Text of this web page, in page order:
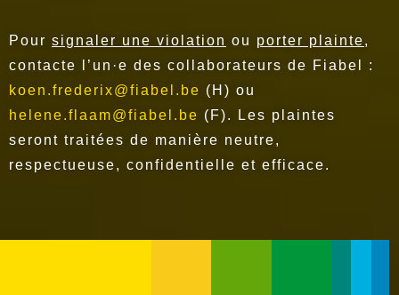
Pour signaler une violation ou porter plainte,
contacte l’un·e des collaborateurs de Fiabel :
koen.frederix@fiabel.be (H) ou
helene.flaam@fiabel.be (F). Les plaintes
seront traitées de manière neutre,
respectueuse, confidentielle et efficace.